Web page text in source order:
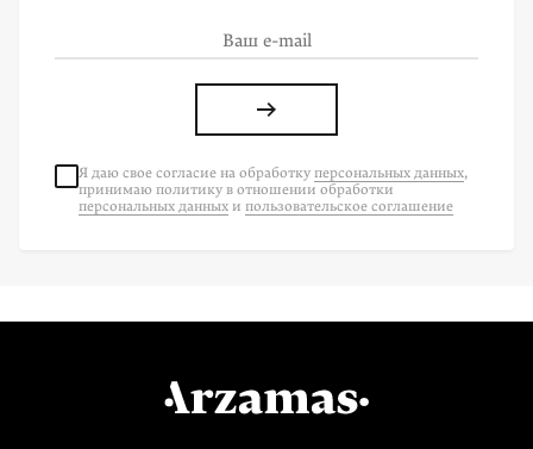
Я даю свое согласие на обработку персональных данных,
принимаю политику в отношении обработки
персональных данных и пользовательское соглашение